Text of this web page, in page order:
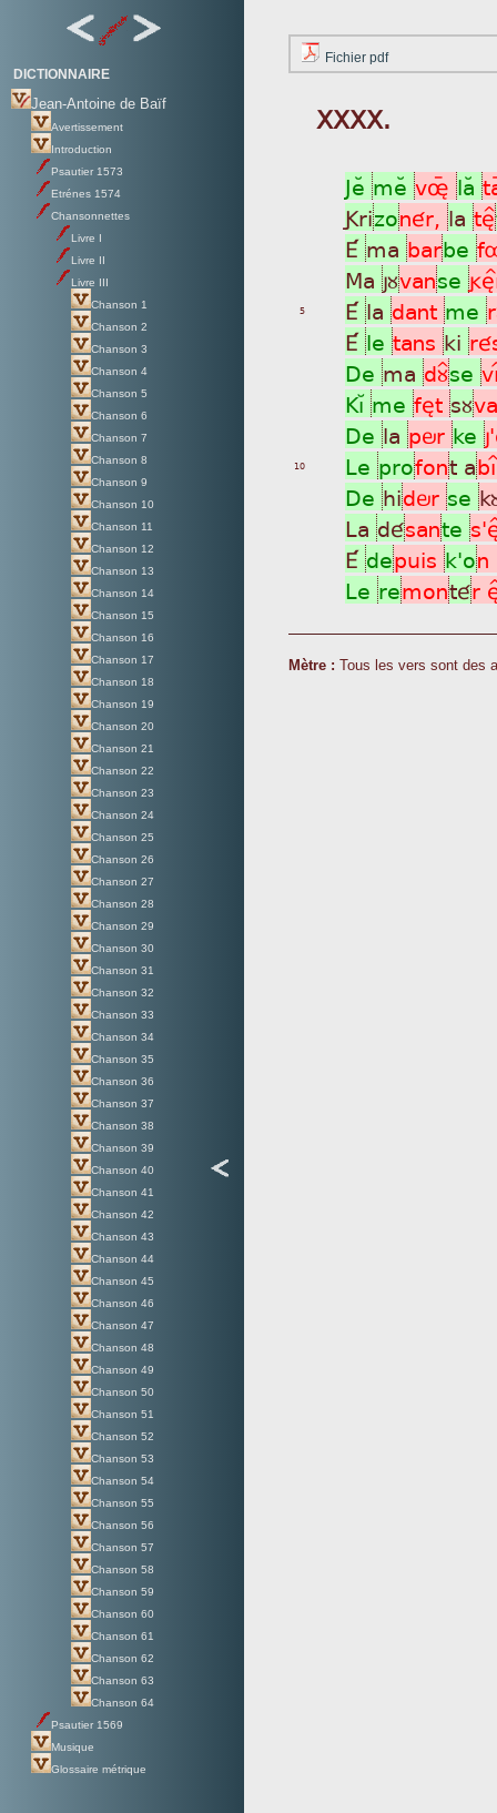
DICTIONNAIRE
Jean-Antoine de Baïf
Avertissement
Introduction
Psautier 1573
Etrénes 1574
Chansonnettes
Livre I
Livre II
Livre III
Chanson 1
Chanson 2
Chanson 3
Chanson 4
Chanson 5
Chanson 6
Chanson 7
Chanson 8
Chanson 9
Chanson 10
Chanson 11
Chanson 12
Chanson 13
Chanson 14
Chanson 15
Chanson 16
Chanson 17
Chanson 18
Chanson 19
Chanson 20
Chanson 21
Chanson 22
Chanson 23
Chanson 24
Chanson 25
Chanson 26
Chanson 27
Chanson 28
Chanson 29
Chanson 30
Chanson 31
Chanson 32
Chanson 33
Chanson 34
Chanson 35
Chanson 36
Chanson 37
Chanson 38
Chanson 39
Chanson 40
Chanson 41
Chanson 42
Chanson 43
Chanson 44
Chanson 45
Chanson 46
Chanson 47
Chanson 48
Chanson 49
Chanson 50
Chanson 51
Chanson 52
Chanson 53
Chanson 54
Chanson 55
Chanson 56
Chanson 57
Chanson 58
Chanson 59
Chanson 60
Chanson 61
Chanson 62
Chanson 63
Chanson 64
Psautier 1569
Musique
Glossaire métrique
Fichier pdf
XXXX.
JeÂ meÂ vøý laÂ
Grizonér, la tè^
É ma barbe
Ma jùvanse
5 É la dant me
É le tans ki
De ma dù^se
KìÁ me fèt sù
De la pör ke
10 Le profont a
De hidör se
La désante
É depuis k'on
Le remontér
Mètre : Tous les vers sont des